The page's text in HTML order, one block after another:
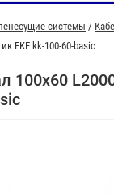
системы /
EKF kk-100-60-basic
100х60